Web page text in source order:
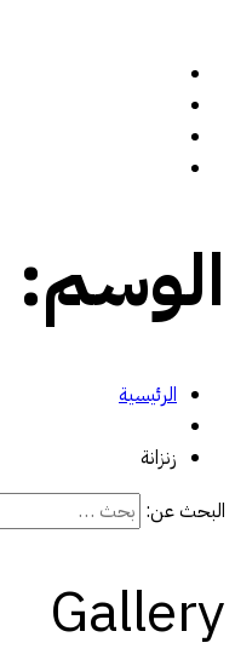
الوسم:
الرئيسية
زنزانة
البحث عن:
Gallery